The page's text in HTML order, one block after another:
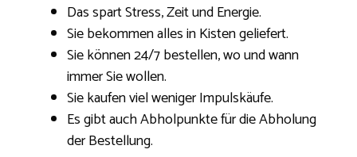
Das spart Stress, Zeit und Energie.
Sie bekommen alles in Kisten geliefert.
Sie können 24/7 bestellen, wo und wann
immer Sie wollen.
Sie kaufen viel weniger Impulskäufe.
Es gibt auch Abholpunkte für die Abholung
der Bestellung.